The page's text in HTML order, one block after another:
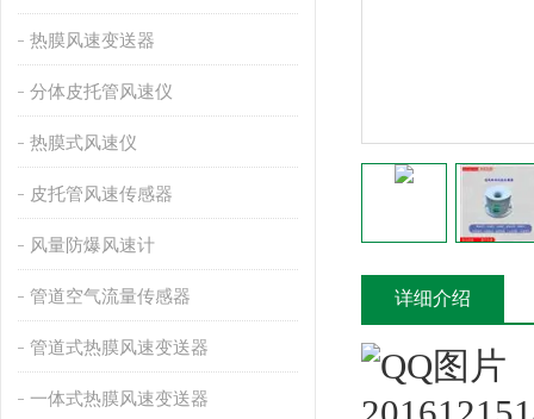
热膜风速变送器
分体皮托管风速仪
热膜式风速仪
皮托管风速传感器
风量防爆风速计
管道空气流量传感器
管道式热膜风速变送器
一体式热膜风速变送器
详细介绍